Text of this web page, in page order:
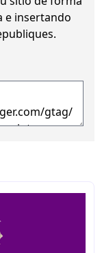
e insertando